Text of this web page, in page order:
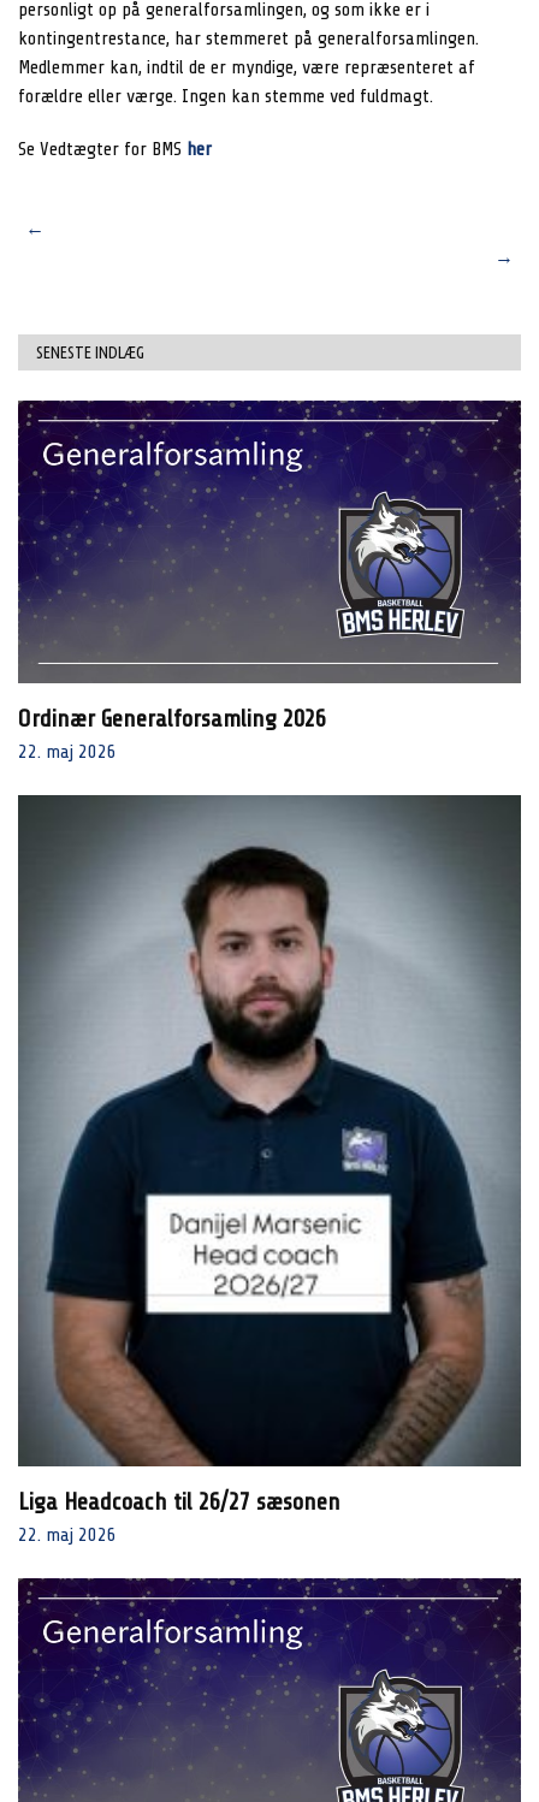
personligt op på generalforsamlingen, og som ikke er i
kontingentrestance, har stemmeret på generalforsamlingen.
Medlemmer kan, indtil de er myndige, være repræsenteret af
forældre eller værge. Ingen kan stemme ved fuldmagt.
Se Vedtægter for BMS her
Post
←
→
SENESTE INDLÆG
Ordinær Generalforsamling 2026
22. maj 2026
Liga Headcoach til 26/27 sæsonen
22. maj 2026